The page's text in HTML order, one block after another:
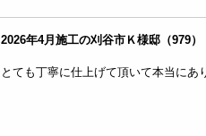
2026年4月施工の刈谷市Ｋ様邸（979）
とても丁寧に仕上げて頂いて本当にあ